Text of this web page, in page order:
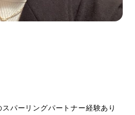
パーリングパートナー経験あり